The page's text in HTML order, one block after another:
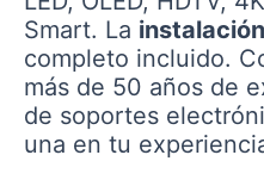
Smart. La instalación
completo incluido.
más de 50 años de
de soportes
una en tu